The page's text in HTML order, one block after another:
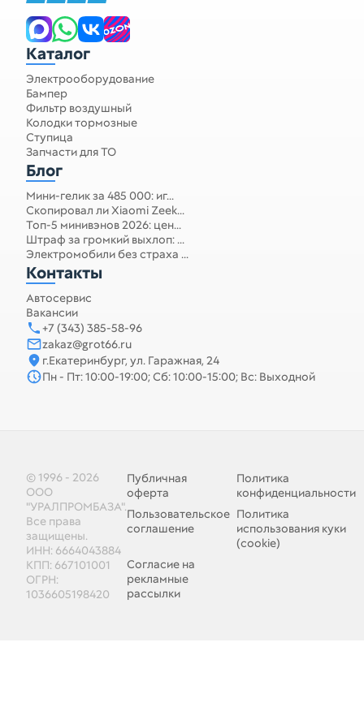
Каталог
Электрооборудование
Бампер
Фильтр воздушный
Колодки тормозные
Ступица
Запчасти для ТО
Блог
Мини-гелик за 485 000: иг...
Скопировал ли Xiaomi Zeek...
Топ-5 минивэнов 2026: цен...
Штраф за громкий выхлоп: ...
Электромобили без страха ...
Контакты
Автосервис
Вакансии
+7 (343) 385-58-96
zakaz@grot66.ru
г.Екатеринбург, ул. Гаражная, 24
Пн - Пт: 10:00-19:00; Сб: 10:00-15:00; Вс: Выходной
© 1996 - 2026
ООО
"УРАЛПРОМБАЗА".
Все права
защищены.
ИНН: 6664043884
КПП: 667101001
ОГРН:
1036605198420
Публичная
оферта
Политика
конфиденциальности
Пользовательское
соглашение
Политика
использования куки
(cookie)
Согласие на
рекламные
рассылки